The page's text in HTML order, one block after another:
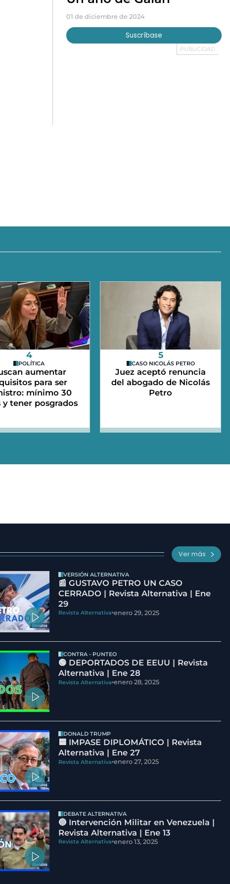
01 de diciembre de 2024
Suscríbase
4
POLÍTICA
aumentar
para ser
mínimo 30
y tener posgrados
5
CASO NICOLÁS PETRO
Juez aceptó renuncia
del abogado de Nicolás
Petro
Ver más
VERSIÓN ALTERNATIVA
📰 GUSTAVO PETRO UN CASO
CERRADO | Revista Alternativa | Ene
29
Revista Alternativa enero 29, 2025
CONTRA - PUNTEO
🟢 DEPORTADOS DE EEUU | Revista
Alternativa | Ene 28
Revista Alternativa enero 28, 2025
DONALD TRUMP
🟦 IMPASE DIPLOMÁTICO | Revista
Alternativa | Ene 27
Revista Alternativa enero 27, 2025
DEBATE ALTERNATIVA
🔵 Intervención Militar en Venezuela |
Revista Alternativa | Ene 13
Revista Alternativa enero 13, 2025